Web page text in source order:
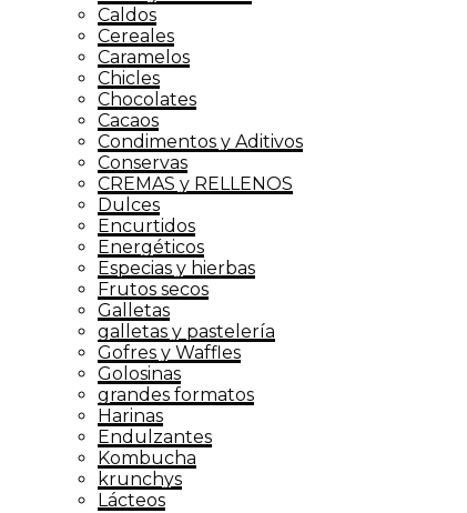
Caldos
Cereales
Caramelos
Chicles
Chocolates
Cacaos
Condimentos y Aditivos
Conservas
CREMAS y RELLENOS
Dulces
Encurtidos
Energéticos
Especias y hierbas
Frutos secos
Galletas
galletas y pastelería
Gofres y Waffles
Golosinas
grandes formatos
Harinas
Endulzantes
Kombucha
krunchys
Lácteos